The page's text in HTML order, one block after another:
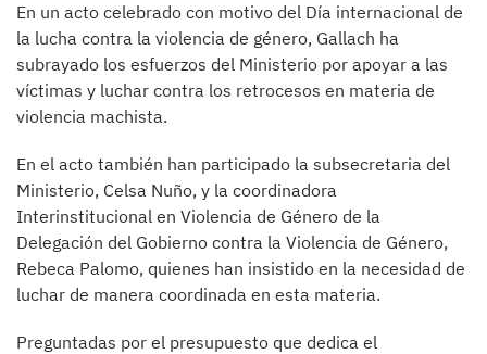
En un acto celebrado con motivo del Día internacional de
la lucha contra la violencia de género, Gallach ha
subrayado los esfuerzos del Ministerio por apoyar a las
víctimas y luchar contra los retrocesos en materia de
violencia machista.
En el acto también han participado la subsecretaria del
Ministerio, Celsa Nuño, y la coordinadora
Interinstitucional en Violencia de Género de la
Delegación del Gobierno contra la Violencia de Género,
Rebeca Palomo, quienes han insistido en la necesidad de
luchar de manera coordinada en esta materia.
Preguntadas por el presupuesto que dedica el